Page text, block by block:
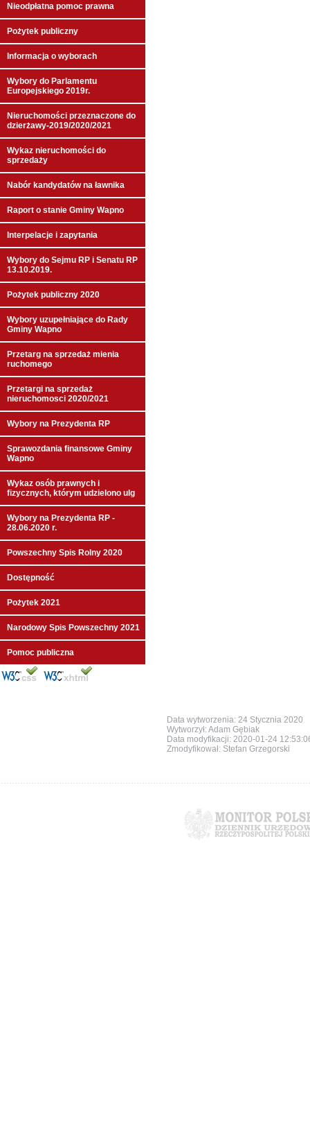
Nieodpłatna pomoc prawna
Pożytek publiczny
Informacja o wyborach
Wybory do Parlamentu
Europejskiego 2019r.
Nieruchomości przeznaczone do
dzierżawy-2019/2020/2021
Wykaz nieruchomości do
sprzedaży
Nabór kandydatów na ławnika
Raport o stanie Gminy Wapno
Interpelacje i zapytania
Wybory do Sejmu RP i Senatu RP
13.10.2019.
Pożytek publiczny 2020
Wybory uzupełniające do Rady
Gminy Wapno
Przetarg na sprzedaż mienia
ruchomego
Przetargi na sprzedaż
nieruchomosci 2020/2021
Wybory na Prezydenta RP
Sprawozdania finansowe Gminy
Wapno
Wykaz osób prawnych i
fizycznych, którym udzielono ulg
Wybory na Prezydenta RP -
28.06.2020 r.
Powszechny Spis Rolny 2020
Dostępność
Pożytek 2021
Narodowy Spis Powszechny 2021
Pomoc publiczna
Data wytworzenia: 24 Stycznia 2020
Wytworzył: Adam Gębiak
Data modyfikacji: 2020-01-24
Zmodyfikował: Stefan Grzegorski